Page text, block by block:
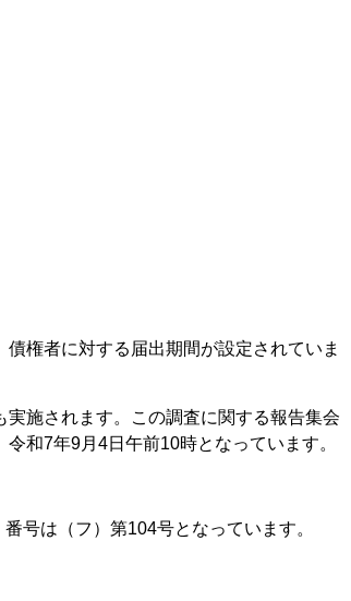
権者に対する届出期間が設定されていま
施されます。この調査に関する報告集会
和7年9月4日午前10時となっています。
号は（フ）第104号となっています。